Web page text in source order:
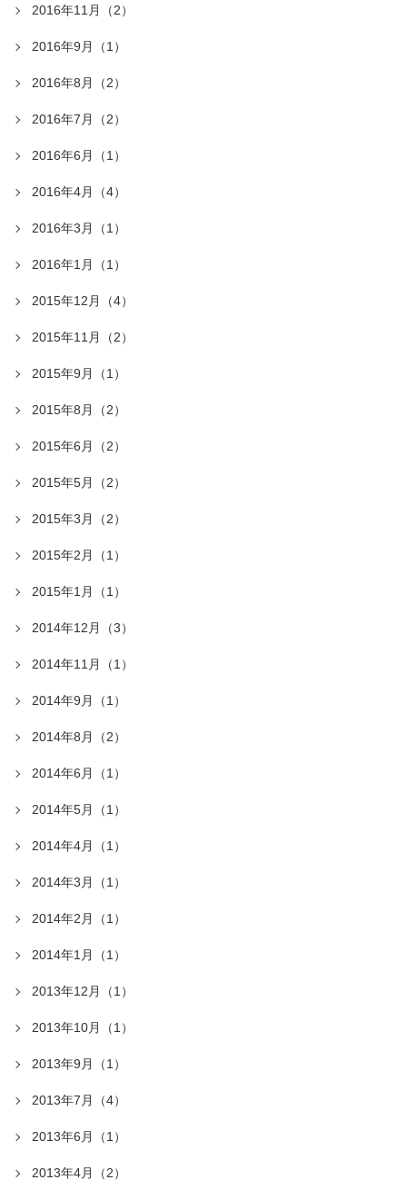
2016年11月（2）
2016年9月（1）
2016年8月（2）
2016年7月（2）
2016年6月（1）
2016年4月（4）
2016年3月（1）
2016年1月（1）
2015年12月（4）
2015年11月（2）
2015年9月（1）
2015年8月（2）
2015年6月（2）
2015年5月（2）
2015年3月（2）
2015年2月（1）
2015年1月（1）
2014年12月（3）
2014年11月（1）
2014年9月（1）
2014年8月（2）
2014年6月（1）
2014年5月（1）
2014年4月（1）
2014年3月（1）
2014年2月（1）
2014年1月（1）
2013年12月（1）
2013年10月（1）
2013年9月（1）
2013年7月（4）
2013年6月（1）
2013年4月（2）